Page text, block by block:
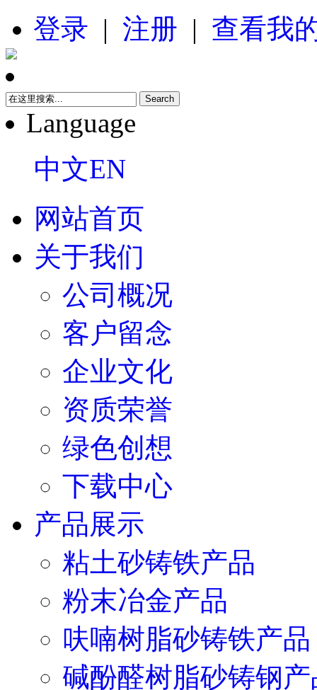
登录 | 注册 | 查看我
Language
中文EN
网站首页
关于我们
公司概况
客户留念
企业文化
资质荣誉
绿色创想
下载中心
产品展示
粘土砂铸铁产品
粉末冶金产品
呋喃树脂砂铸铁产品
碱酚醛树脂砂铸钢产